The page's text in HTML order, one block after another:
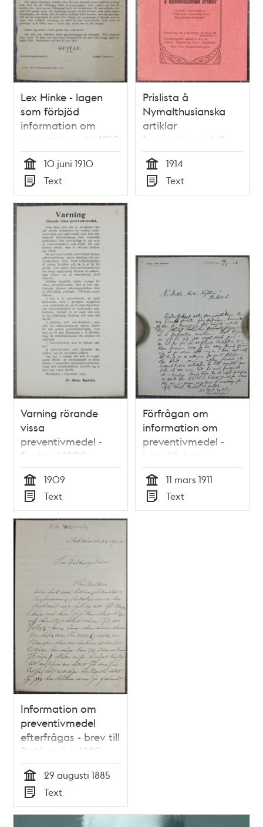
Lex Hinke - lagen
som förbjöd
information om
preventivmedel 1910
Tid
10 juni 1910
Typ
Text
Prislista å
Nymalthusianska
artiklar
[preventivmedel]
1914 - publicisten
åtalad
Tid
1914
Typ
Text
Varning rörande
vissa
preventivmedel -
flygblad 1909
Tid
1909
Typ
Text
Förfrågan om
information om
preventivmedel -
brev till Anton
Nyström
Tid
11 mars 1911
Typ
Text
Information om
preventivmedel
efterfrågas - brev till
Dr Nyström 1885
Tid
29 augusti 1885
Typ
Text